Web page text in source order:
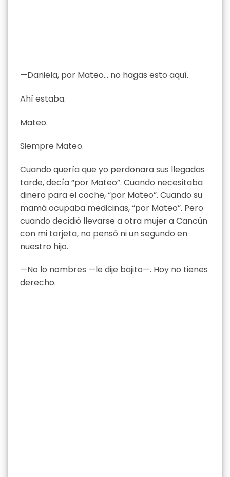
—Daniela, por Mateo… no hagas esto aquí.
Ahí estaba.
Mateo.
Siempre Mateo.
Cuando quería que yo perdonara sus llegadas
tarde, decía “por Mateo”. Cuando necesitaba
dinero para el coche, “por Mateo”. Cuando su
mamá ocupaba medicinas, “por Mateo”. Pero
cuando decidió llevarse a otra mujer a Cancún
con mi tarjeta, no pensó ni un segundo en
nuestro hijo.
—No lo nombres —le dije bajito—. Hoy no tienes
derecho.